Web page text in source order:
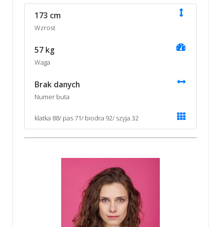
173 cm
Wzrost
57 kg
Waga
Brak danych
Numer buta
klatka 88/ pas 71/ biodra 92/ szyja 32